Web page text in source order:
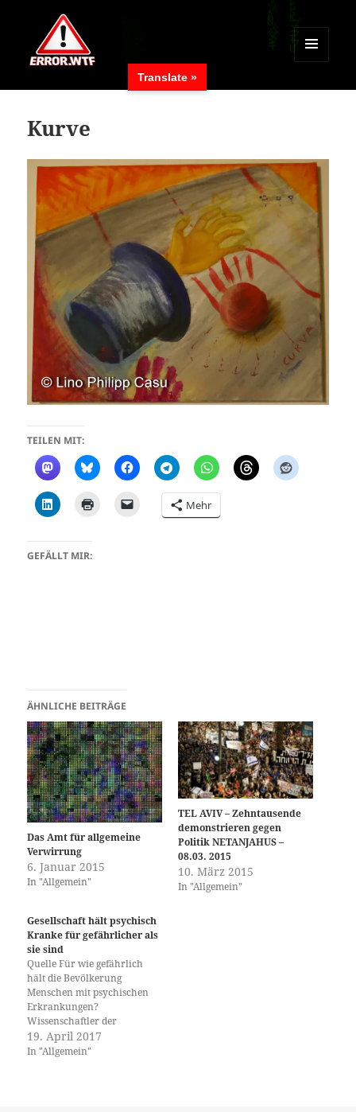
MENÜ
WIDGETS
Kurve
TEILEN MIT:
Mehr
GEFÄLLT MIR:
ÄHNLICHE BEITRÄGE
Das Amt für allgemeine
Verwirrung
6. Januar 2015
In "Allgemein"
TEL AVIV – Zehntausende
demonstrieren gegen
Politik NETANJAHUS –
08.03. 2015
10. März 2015
In "Allgemein"
Gesellschaft hält psychisch
Kranke für gefährlicher als
sie sind
Quelle Für wie gefährlich
hält die Bevölkerung
Menschen mit psychischen
Erkrankungen?
Wissenschaftler der
Universität Basel und der
Universitären
19. April 2017
In "Allgemein"
Translate »